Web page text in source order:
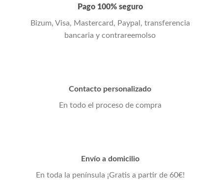
Pago 100% seguro
Bizum, Visa, Mastercard, Paypal, transferencia
bancaria y contrareemolso
Contacto personalizado
En todo el proceso de compra
Envío a domicilio
En toda la península ¡Gratis a partir de 60€!